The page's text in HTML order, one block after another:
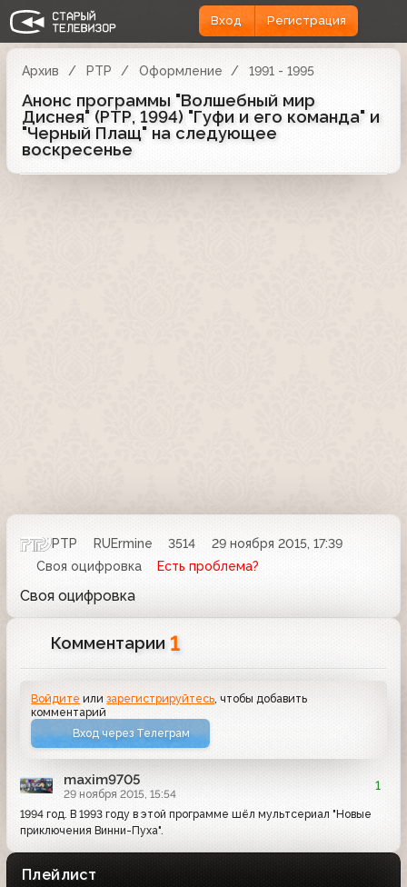
Вход Регистрация
Архив РТР Оформление 1991 - 1995
Анонс программы "Волшебный мир
Диснея" (РТР, 1994) "Гуфи и его команда" и
"Черный Плащ" на следующее
воскресенье
РТР RUErmine 3514
29 ноября 2015, 17:39
Своя оцифровка
Есть проблема?
Своя оцифровка
Комментарии 1
Войдите илизарегистрируйтесь , чтобы добавить
комментарий
Вход через Телеграм
maxim9705
29 ноября 2015, 15:54
1
1994 год. В 1993 году в этой программе шёл мультсериал "Новые
приключения Винни-Пуха".
Плейлист